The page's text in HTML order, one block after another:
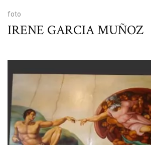
foto
IRENE GARCIA MUÑOZ